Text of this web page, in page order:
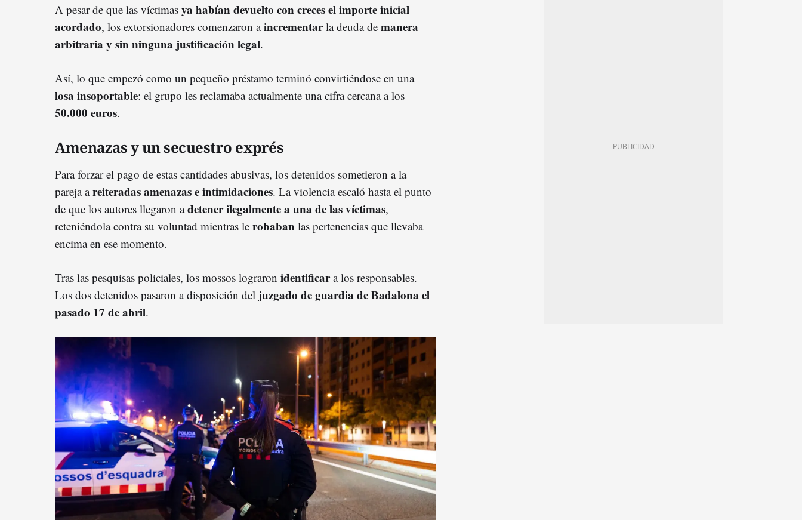
A pesar de que las víctimas ya habían devuelto con creces el importe inicial
acordado, los extorsionadores comenzaron aincrementarla deuda de manera
arbitraria y sin ninguna justificación legal.
Así, lo que empezó como un pequeño préstamo terminó convirtiéndose en una
losa insoportable: el grupo les reclamaba actualmente una cifra cercana a los
50.000 euros.
Amenazas y un secuestro exprés
Para forzar el pago de estas cantidades abusivas, los detenidos sometieron a la
pareja areiteradas amenazas e intimidaciones. La violencia escaló hasta el punto
de que los autores llegaron adetener ilegalmente a una de las víctimas,
reteniéndola contra su voluntad mientras le robaban las pertenencias que llevaba
encima en ese momento.
Tras las pesquisas policiales, los mossos lograron identificara los responsables.
Los dos detenidos pasaron a disposición del juzgado de guardia de Badalona el
pasado 17 de abril.